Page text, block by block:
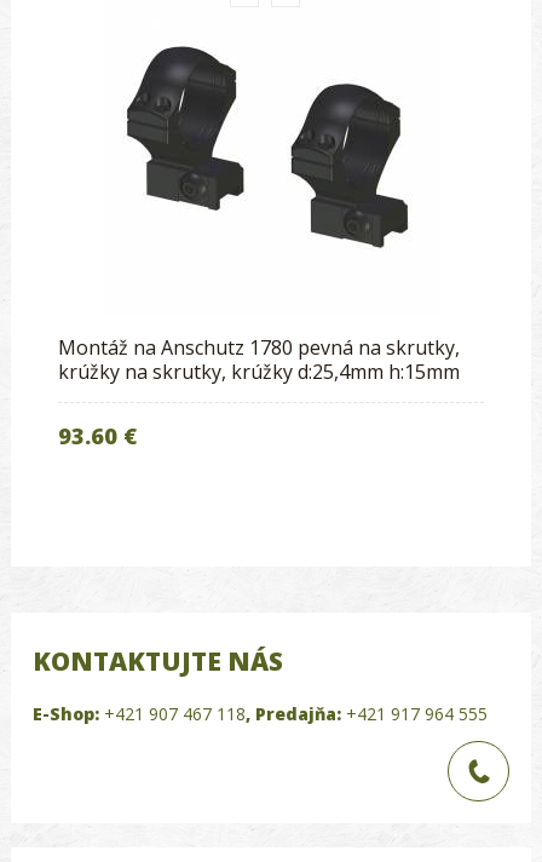
Montáž na Anschutz 1780 pevná na skrutky,
krúžky na skrutky, krúžky d:25,4mm h:15mm
93.60 €
KONTAKTUJTE NÁS
E-Shop: +421 907 467 118, Predajňa: +421 917 964 555